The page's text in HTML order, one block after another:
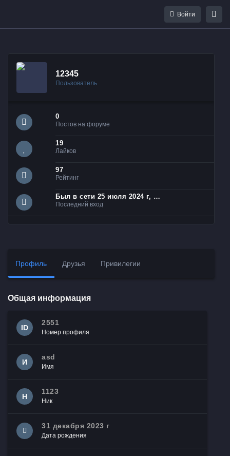
Войти
12345
Пользователь
0
Постов на форуме
19
Лайков
97
Рейтинг
Был в сети 25 июля 2024 г, 23:07
Последний вход
Профиль Друзья Привилегии
Общая информация
ID
2551
Номер профиля
И
asd
Имя
Н
1123
Ник
31 декабря 2023 г
Дата рождения